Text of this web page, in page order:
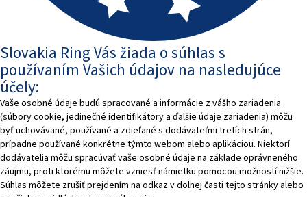
Slovakia Ring Vás žiada o súhlas s
používaním Vašich údajov na nasledujúce
účely:
Vaše osobné údaje budú spracované a informácie z vášho zariadenia
(súbory cookie, jedinečné identifikátory a ďalšie údaje zariadenia) môžu
byť uchovávané, používané a zdieľané s dodávateľmi tretích strán,
prípadne používané konkrétne týmto webom alebo aplikáciou. Niektorí
dodávatelia môžu spracúvať vaše osobné údaje na základe oprávneného
záujmu, proti ktorému môžete vzniesť námietku pomocou možností nižšie.
Súhlas môžete zrušiť prejdením na odkaz v dolnej časti tejto stránky alebo